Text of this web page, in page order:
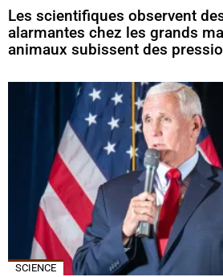
Les scientifiques observent
alarmantes chez les grands
animaux subissent des
SCIENCE